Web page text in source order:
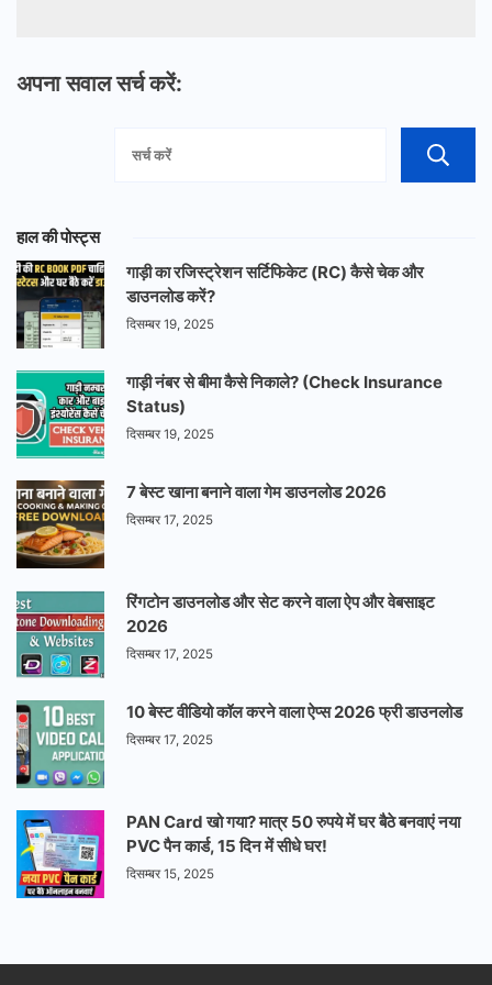
अपना सवाल सर्च करें:
हाल की पोस्ट्स
गाड़ी का रजिस्ट्रेशन सर्टिफिकेट (RC) कैसे चेक और
डाउनलोड करें?
दिसम्बर 19, 2025
गाड़ी नंबर से बीमा कैसे निकाले? (Check Insurance
Status)
दिसम्बर 19, 2025
7 बेस्ट खाना बनाने वाला गेम डाउनलोड 2026
दिसम्बर 17, 2025
रिंगटोन डाउनलोड और सेट करने वाला ऐप और वेबसाइट
2026
दिसम्बर 17, 2025
10 बेस्ट वीडियो कॉल करने वाला ऐप्स 2026 फ्री डाउनलोड
दिसम्बर 17, 2025
PAN Card खो गया? मात्र 50 रुपये में घर बैठे बनवाएं नया
PVC पैन कार्ड, 15 दिन में सीधे घर!
दिसम्बर 15, 2025